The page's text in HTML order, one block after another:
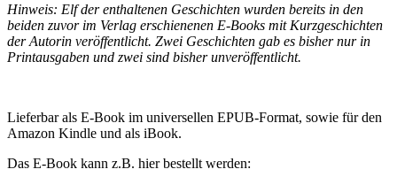
Hinweis: Elf der enthaltenen Geschichten wurden bereits in den
beiden zuvor im Verlag erschienenen E-Books mit Kurzgeschichten
der Autorin veröffentlicht. Zwei Geschichten gab es bisher nur in
Printausgaben und zwei sind bisher unveröffentlicht.
Lieferbar als E-Book im universellen EPUB-Format, sowie für den
Amazon Kindle und als iBook.
Das E-Book kann z.B. hier bestellt werden: